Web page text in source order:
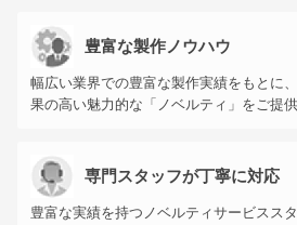
豊富な製作ノウハウ
幅広い業界での豊富な製作実績をもとに
果の高い魅力的な「ノベルティ」をご提供
専門スタッフが丁寧に対応
豊富な実績を持つノベルティサービスス